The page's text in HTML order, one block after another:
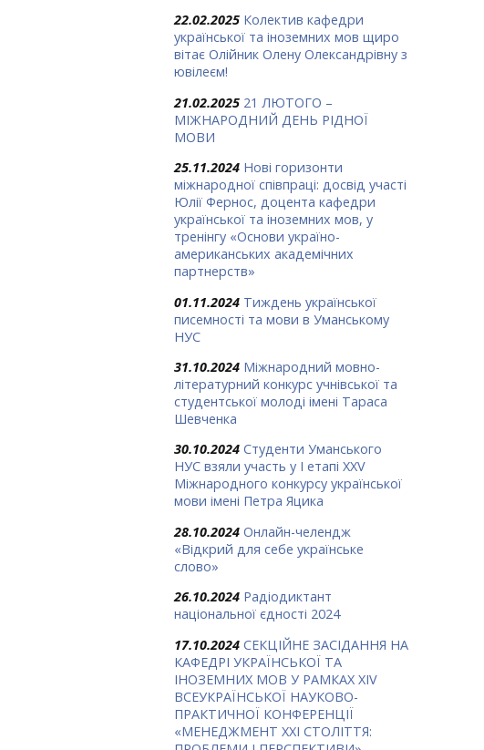
22.02.2025 Колектив кафедри
української та іноземних мов щиро
вітає Олійник Олену Олександрівну з
ювілеєм!
21.02.2025 21 ЛЮТОГО –
МІЖНАРОДНИЙ ДЕНЬ РІДНОЇ
МОВИ
25.11.2024 Нові горизонти
міжнародної співпраці: досвід участі
Юлії Фернос, доцента кафедри
української та іноземних мов, у
тренінгу «Основи україно-
американських академічних
партнерств»
01.11.2024 Тиждень української
писемності та мови в Уманському
НУС
31.10.2024 Міжнародний мовно-
літературний конкурс учнівської та
студентської молоді імені Тараса
Шевченка
30.10.2024 Студенти Уманського
НУС взяли участь у І етапі ХХV
Міжнародного конкурсу української
мови імені Петра Яцика
28.10.2024 Онлайн-челендж
«Відкрий для себе українське
слово»
26.10.2024 Радіодиктант
національної єдності 2024
17.10.2024 СЕКЦІЙНЕ ЗАСІДАННЯ НА
КАФЕДРІ УКРАЇНСЬКОЇ ТА
ІНОЗЕМНИХ МОВ У РАМКАХ ХIV
ВСЕУКРАЇНСЬКОЇ НАУКОВО-
ПРАКТИЧНОЇ КОНФЕРЕНЦІЇ
«МЕНЕДЖМЕНТ ХХІ СТОЛІТТЯ: